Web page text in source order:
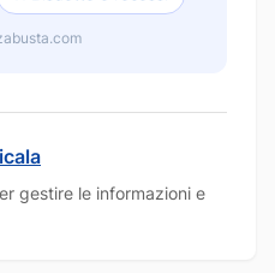
gestire le informazioni e